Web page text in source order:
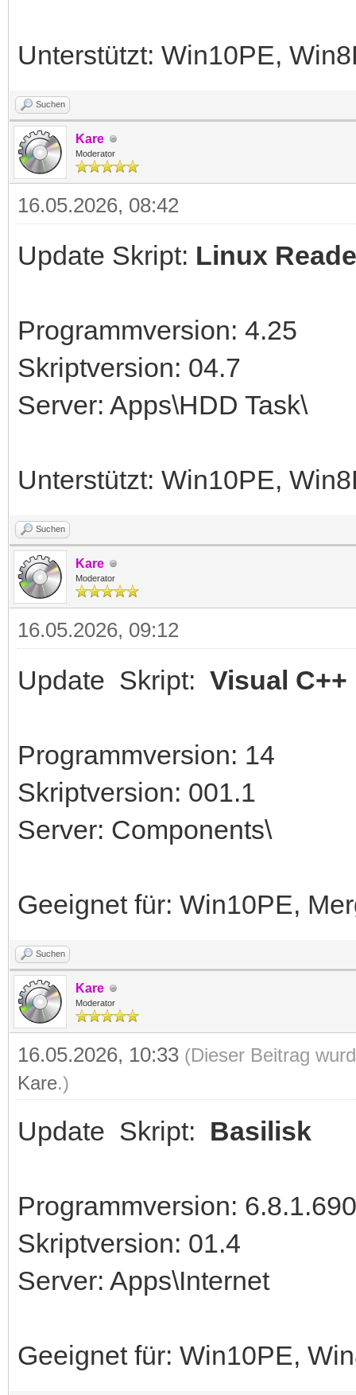
Unterstützt: Win10PE,
Suchen
Kare
Moderator
16.05.2026, 08:42
Update Skript: Linux
Programmversion: 4.25
Skriptversion: 04.7
Server: Apps\HDD Task\
Unterstützt: Win10PE,
Suchen
Kare
Moderator
16.05.2026, 09:12
Update Skript: Visual
Programmversion: 14
Skriptversion: 001.1
Server: Components\
Geeignet für: Win10PE,
Suchen
Kare
Moderator
16.05.2026, 10:33 (Dieser Beitrag
Kare.)
Update Skript: Basilisk
Programmversion:
Skriptversion: 01.4
Server: Apps\Internet
Geeignet für: Win10PE,